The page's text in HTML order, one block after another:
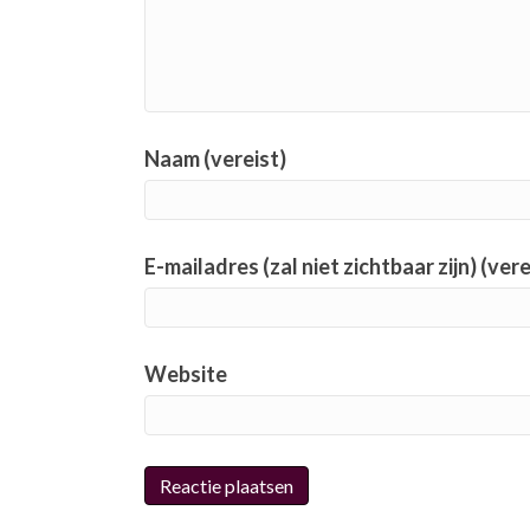
Naam (vereist)
E-mailadres (zal niet zichtbaar zijn)
Website